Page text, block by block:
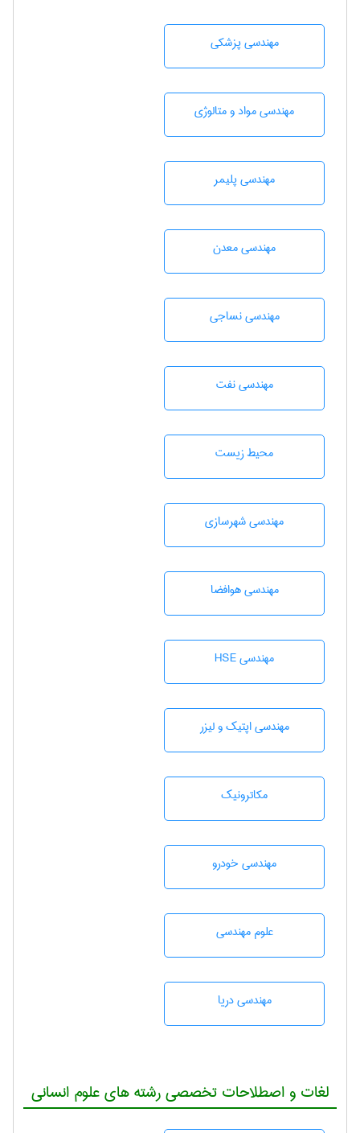
مهندسی پزشکی
مهندسی مواد و متالوژی
مهندسی پليمر
مهندسی معدن
مهندسي نساجی
مهندسی نفت
محيط زيست
مهندسی شهرسازی
مهندسی هوافضا
مهندسی HSE
مهندسی اپتیک و لیزر
مکاترونیک
مهندسی خودرو
علوم مهندسی
مهندسی دریا
لغات و اصطلاحات تخصصی رشته های علوم انسانی